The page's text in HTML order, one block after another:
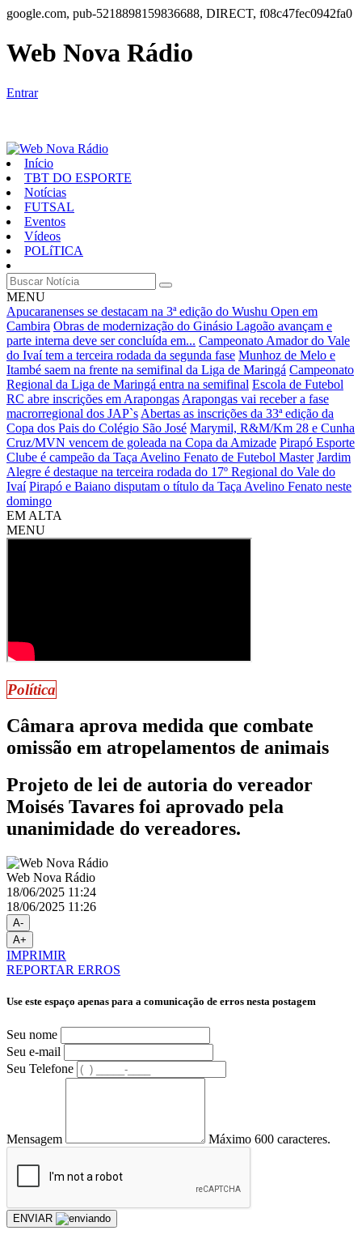
google.com, pub-5218898159836688, DIRECT, f08c47fec0942fa0
Web Nova Rádio
Entrar
Início
TBT DO ESPORTE
Notícias
FUTSAL
Eventos
Vídeos
POLíTICA
MENU
Apucaranenses se destacam na 3ª edição do Wushu Open em
Cambira Obras de modernização do Ginásio Lagoão avançam e
parte interna deve ser concluída em... Campeonato Amador do Vale
do Ivaí tem a terceira rodada da segunda fase Munhoz de Melo e
Itambé saem na frente na semifinal da Liga de Maringá Campeonato
Regional da Liga de Maringá entra na semifinal Escola de Futebol
RC abre inscrições em Arapongas Arapongas vai receber a fase
macrorregional dos JAP`s Abertas as inscrições da 33ª edição da
Copa dos Pais do Colégio São José Marymil, R&M/Km 28 e Cunha
Cruz/MVN vencem de goleada na Copa da Amizade Pirapó Esporte
Clube é campeão da Taça Avelino Fenato de Futebol Master Jardim
Alegre é destaque na terceira rodada do 17º Regional do Vale do
Ivaí Pirapó e Baiano disputam o título da Taça Avelino Fenato neste
domingo
EM ALTA
MENU
Política
Câmara aprova medida que combate
omissão em atropelamentos de animais
Projeto de lei de autoria do vereador
Moisés Tavares foi aprovado pela
unanimidade do vereadores.
Web Nova Rádio
18/06/2025 11:24
18/06/2025 11:26
A-
A+
IMPRIMIR
REPORTAR ERROS
Use este espaço apenas para a comunicação de erros nesta postagem
Seu nome
Seu e-mail
Seu Telefone
Mensagem Máximo 600 caracteres.
ENVIAR